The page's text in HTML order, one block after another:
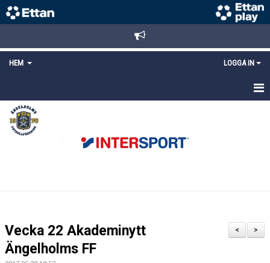
HEM LOGGA IN
STARTSIDA
NYHETER
LÄNKAR
>
<
Vecka 22 Akademinytt
Ängelholms FF